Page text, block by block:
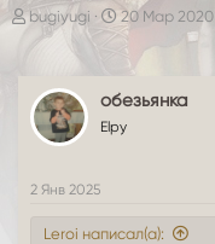
А
р
т
ы
bugiyugi
Д
а
н
а
20 Мар 2020
обезьянка
Elpy
2 Янв 2025
Leroi написал(а):